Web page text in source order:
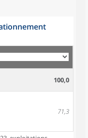
100,0
71,3